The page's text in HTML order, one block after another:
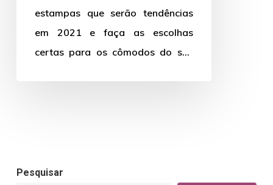
estampas que serão tendências
em 2021 e faça as escolhas
certas para os cômodos do seu
Pesquisar